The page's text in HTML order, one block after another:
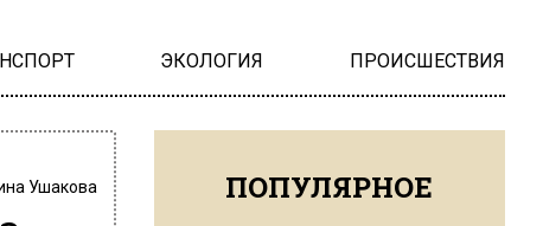
ЭКОЛОГИЯ ПРОИСШЕСТВИЯ
Ушакова ПОПУЛЯРНОЕ